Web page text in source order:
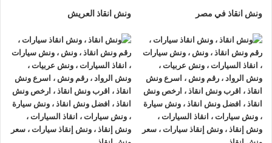
السريع.
ونش إنقاذ سياراتمن شركةالرواد لإنقاذ السياراتيقدم تجربة
فريدةلإنقاذ السيارات، تمتع بتجربةونش انقاذ سياراتمنونش
انقاذ الروادوأحصل على خصم 50% ، لدينا ونش انقاذمزود بأجهزة
تتبع GPS لأمانك وأمان سيارتك.
اتصل بخدمة العملاء التابعة لنا على مدار 24 ساعة الآن للحصول
علىأقرب ونش انقاذمن موقعك في دمنهور فريق المساعدة على
ونش انقاذ في مصر ونش انقاذ العريش